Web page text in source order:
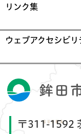
リンク集
ウェブアクセシビリ
〒311-1592